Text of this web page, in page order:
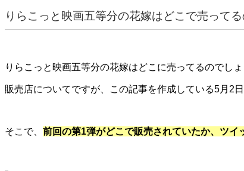
りらこっと映画五等分の花嫁はどこで売って
りらこっと映画五等分の花嫁はどこに売ってるのでしょ
販売店についてですが、この記事を作成している5月2
そこで、 前回の第1弾がどこで販売されていたか、ツイ